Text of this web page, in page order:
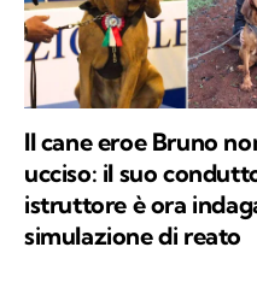
Il cane eroe Bruno
ucciso: il suo
istruttore è ora
simulazione di reato